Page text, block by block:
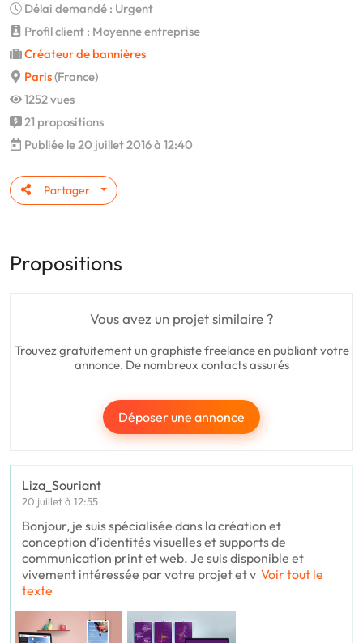
Délai demandé : Urgent
Profil client : Moyenne entreprise
Créateur de bannières
Paris(France)
1252 vues
21 propositions
Publiée le 20 juillet 2016 à 12:40
Partager
Propositions
Vous avez un projet similaire ?
Trouvez gratuitement un graphiste freelance en publiant votre
annonce. De nombreux contacts assurés
Déposer une annonce
Liza_Souriant
20 juillet à 12:55
Bonjour, je suis spécialisée dans la création et
conception d’identités visuelles et supports de
communication print et web. Je suis disponible et
vivement intéressée par votre projet et v Voir tout le
texte